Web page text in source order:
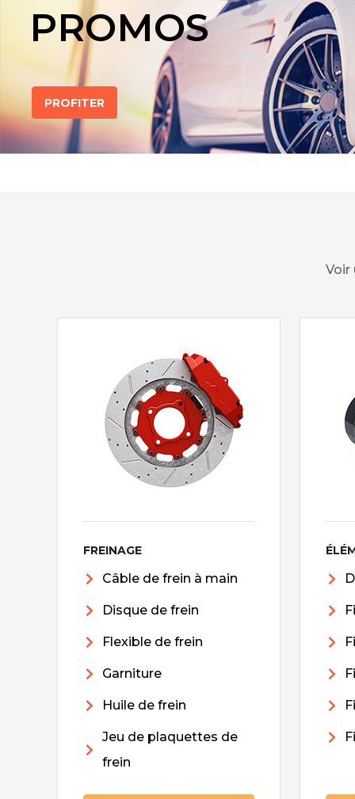
PROMOS
PROFITER
Voir
FREINAGE
Câble de frein à main
Disque de frein
Flexible de frein
Garniture
Huile de frein
Jeu de plaquettes de
frein